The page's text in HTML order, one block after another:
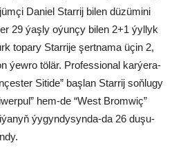
Da­ni­el Star­rij bi­len dü­zü­mi­ni
29 ýaş­ly oýun­çy bi­len 2+1 ýyl­lyk
to­pa­ry Star­ri­je şert­na­ma üçin 2,
ýew­ro tö­lär. Pro­fes­sio­nal kar­ýe­ra­
Si­ti­de” baş­lan Star­rij soň­lu­gy
hem-de “West Brom­wiç”
ýy­gyn­dy­syn­da-da 26 du­şu­